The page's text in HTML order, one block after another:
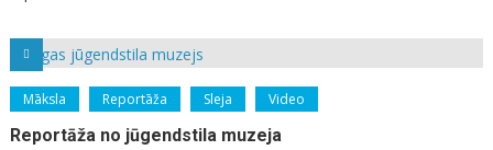
Māksla Reportāža Sleja Video
Reportāža no jūgendstila muzeja